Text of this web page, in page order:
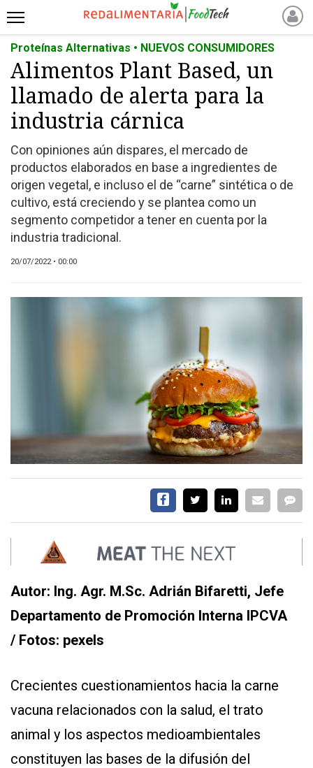
INICIO
NOTICIAS RECIENTES
NOTICIAS
PROTEÍNAS
ANIMAL FREE
FOODTECH
OTROS INGREDIENTES
QUIÉNES SOMOS
MARKETPLACE
DIRECTORIO
CONDICIONES
PRIVACIDAD
SITIO
Proteínas Alternativas • NUEVOS CONSUMIDORES
Alimentos Plant Based, un
llamado de alerta para la
industria cárnica
Con opiniones aún dispares, el mercado de
productos elaborados en base a ingredientes de
origen vegetal, e incluso el de “carne” sintética o de
cultivo, está creciendo y se plantea como un
segmento competidor a tener en cuenta por la
industria tradicional.
20/07/2022 • 00:00
Autor: Ing. Agr. M.Sc. Adrián Bifaretti, Jefe
Departamento de Promoción Interna IPCVA
/ Fotos: pexels
Crecientes cuestionamientos hacia la carne
vacuna relacionados con la salud, el trato
animal y los aspectos medioambientales
constituyen las bases de la difusión del